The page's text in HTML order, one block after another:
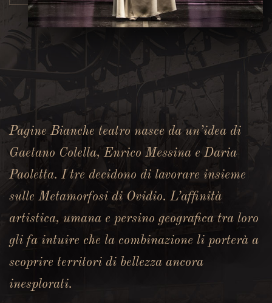
Pagine Bianche teatro nasce da un’idea di
Gaetano Colella, Enrico Messina e Daria
Paoletta. I tre decidono di lavorare insieme
sulle Metamorfosi di Ovidio. L’affinità
artistica, umana e persino geografica tra loro
gli fa intuire che la combinazione li porterà a
scoprire territori di bellezza ancora
inesplorati.